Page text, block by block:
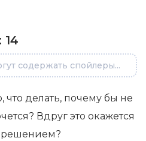
14
содержать спойлеры...
что делать, почему бы не
Вдруг это окажется